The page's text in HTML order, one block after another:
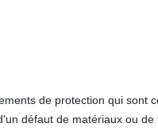
de protection qui sont
défaut de matériaux ou de